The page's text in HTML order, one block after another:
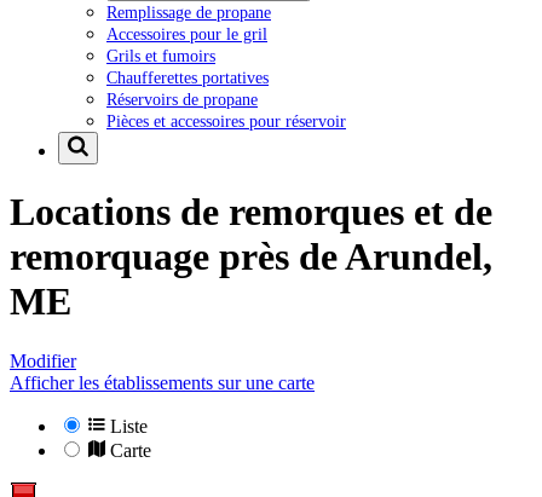
Remplissage de propane
Accessoires pour le gril
Grils et fumoirs
Chaufferettes portatives
Réservoirs de propane
Pièces et accessoires pour réservoir
Locations de remorques et de
remorquage près deArundel,
ME
Modifier
Afficher les établissements sur une carte
Liste
Carte